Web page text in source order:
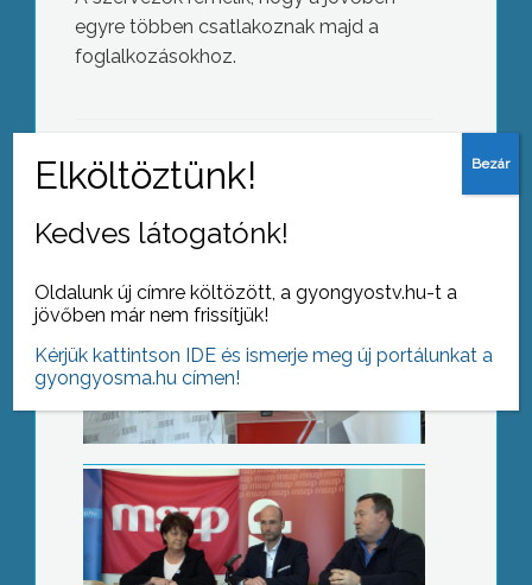
egyre többen csatlakoznak majd a
foglalkozásokhoz.
AZ AKTUÁLIS NAPI HÍREI
Választókerületi program
Az epilepszia világnapja
Kedves látogatónk!
Oldalunk új címre költözött, a gyongyostv.hu-t a
jövőben már nem frissítjük!
Kérjük kattintson IDE és ismerje meg új portálunkat a
gyongyosma.hu címen!